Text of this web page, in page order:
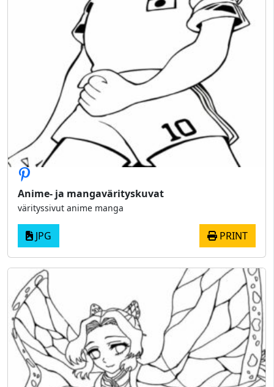
Anime- ja mangavärityskuvat
värityssivut anime manga
JPG PRINT